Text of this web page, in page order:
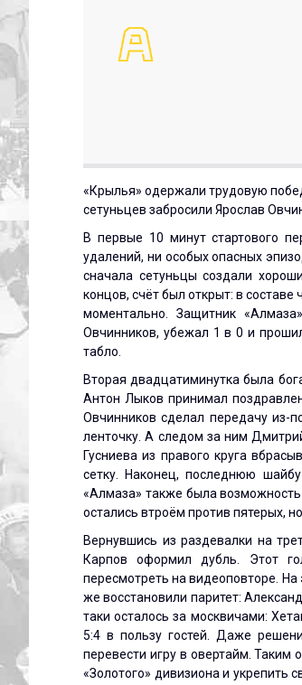
«Крылья» одержали трудовую
сетуньцев забросили Ярослав
В первые 10 минут стартового
удалений, ни особых опасных
сначала сетуньцы создали
концов, счёт был открыт: в
моментально. Защитник
Овчинников, убежал 1 в 0 и
табло.
Вторая двадцатиминутка была
Антон Лыков принимал
Овчинников сделал передачу из-
ленточку. А следом за ним
Гусниева из правого круга
сетку. Наконец, последнюю
«Алмаза» также была возможность
остались втроём против пятерых,
Вернувшись из раздевалки на
Карпов оформил дубль. Этот
пересмотреть на видеоповторе.
же восстановили паритет:
таки осталось за москвичами:
5:4 в пользу гостей. Даже
перевести игру в овертайм.
«Золотого» дивизиона и укрепить